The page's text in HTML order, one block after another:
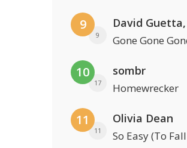
9
9 Gone Gone
10
17
sombr
Homewrecker
11
11
Olivia Dean
So Easy (To